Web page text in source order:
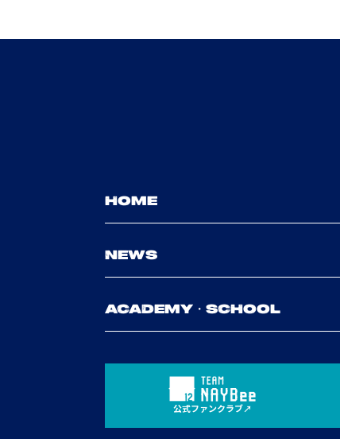
HOME
NEWS
ACADEMY・SCHOOL
公式ファンクラブ